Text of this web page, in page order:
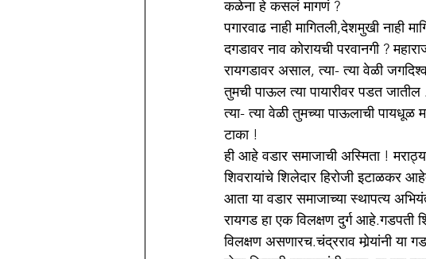
कळेना हे कसलं मागणं ?
पगारवाढ नाही मागितली,देशमुखी नाही
दगडावर नाव कोरायची परवानगी ?
रायगडावर असाल, त्या- त्या वेळी
तुमची पाऊल त्या पायारीवर पडत
त्या- त्या वेळी तुमच्या पाऊलाची
टाका !
ही आहे वडार समाजाची अस्मिता !
शिवरायांचे शिलेदार हिरोजी इटाळकर
आता या वडार समाजाच्या स्थापत्य
रायगड हा एक विलक्षण दुर्ग आहे.गडपती
विलक्षण असणारच.चंद्रराव मोर्‍यांनी या